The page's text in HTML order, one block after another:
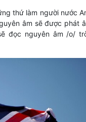
thứ làm người nước
âm sẽ được phát
đọc nguyên âm /o/